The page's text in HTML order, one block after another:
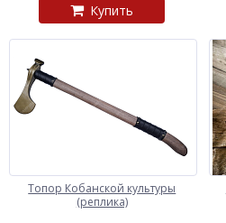
Купить
Топор Кобанской культуры
(реплика)